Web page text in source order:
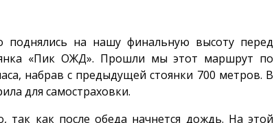
на нашу финальную высоту перед
«Пик ОЖД». Прошли мы этот маршрут по
набрав с предыдущей стоянки 700 метров. В
для самостраховки.
так как после обеда начнется дождь. На этой